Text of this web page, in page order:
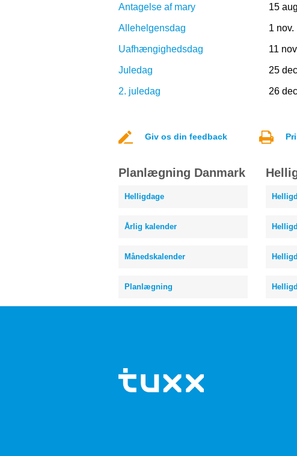
Antagelse af mary 15
Allehelgensdag 1 nov.
Uafhængighedsdag 11
Juledag 25
2. juledag 26
Giv os din feedback
Planlægning Danmark
Helligdage
Årlig kalender
Månedskalender
Planlægning